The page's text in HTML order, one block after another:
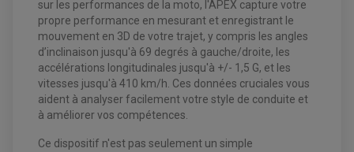
sur les performances de la moto, l'APEX capture votre
propre performance en mesurant et enregistrant le
mouvement en 3D de votre trajet, y compris les angles
d’inclinaison jusqu'à 69 degrés à gauche/droite, les
accélérations longitudinales jusqu'à +/- 1,5 G, et les
vitesses jusqu'à 410 km/h. Ces données cruciales vous
aident à analyser facilement votre style de conduite et
à améliorer vos compétences.
Ce dispositif n'est pas seulement un simple